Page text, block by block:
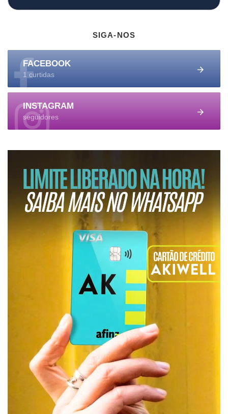
SIGA-NOS
FACEBOOK
1 curtidas
INSTAGRAM
seguidores